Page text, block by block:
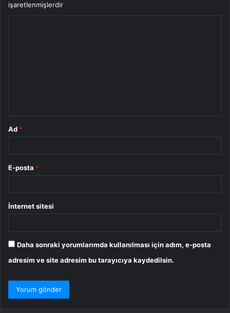
işaretlenmişlerdir
Ad *
E-posta *
İnternet sitesi
Daha sonraki yorumlarımda kullanılması için adım, e-posta
adresim ve site adresim bu tarayıcıya kaydedilsin.